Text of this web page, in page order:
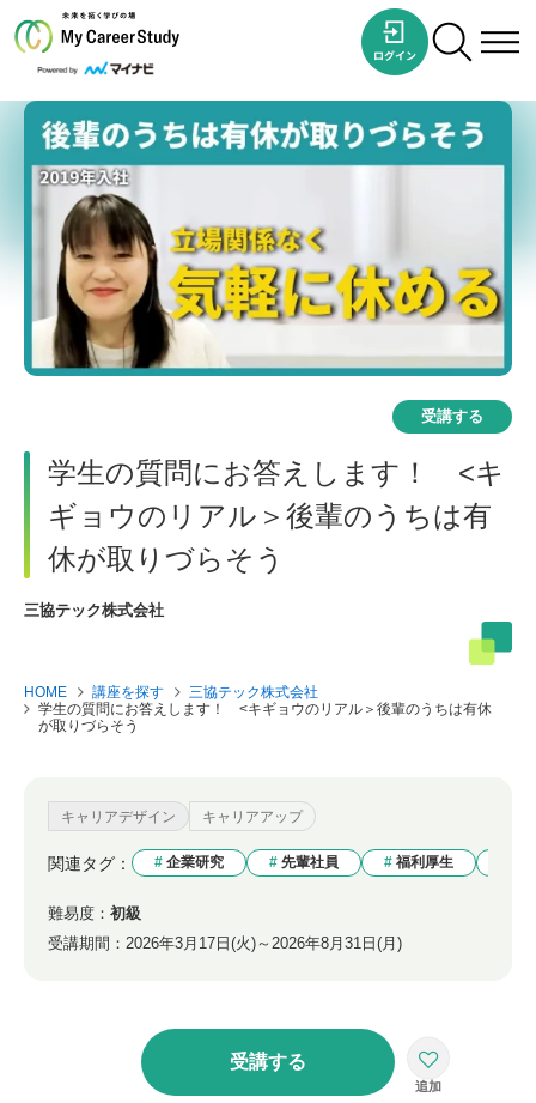
受講する
学生の質問にお答えします！ <キ
ギョウのリアル＞後輩のうちは有
休が取りづらそう
三協テック株式会社
HOME 講座を探す
三協テック株式会社
学生の質問にお答えします！ <キギョウのリアル＞後輩のうちは有休
が取りづらそう
キャリアデザイン キャリアアップ
関連タグ： 企業研究 先輩社員 福利厚生
難易度： 初級
受講期間： 2026年3月17日(火)～2026年8月31日(月)
受講する